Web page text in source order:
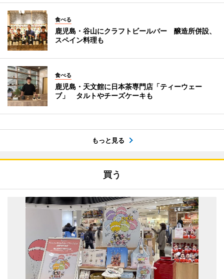
食べる
鹿児島・谷山にクラフトビールバー 醸造所併設、
スペイン料理も
食べる
鹿児島・天文館に日本茶専門店「ティーウェー
ブ」 タルトやチーズケーキも
もっと見る
買う